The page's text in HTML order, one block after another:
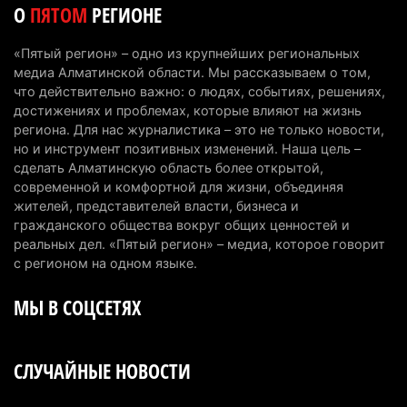
мировом рейтинге благополучия
Казахстан может начать выпуск экологичного
топлива для самолетов: пилотный проект
запустят в Алатау
5 августа 2026 г. 12:32 194
Туриста с тяжелыми травмами эвакуировали в
горах Алматинской области после камнепада
5 августа 2026 г. 11:23 164
Алматинской области, судят спустя год после
ОПЯТОМ РЕГИОНЕ
«Пятый регион» – одно из крупнейших региональных
медиа Алматинской области. Мы рассказываем о том,
что действительно важно: о людях, событиях, решениях,
достижениях и проблемах, которые влияют на жизнь
региона. Для нас журналистика – это не только новости,
но и инструмент позитивных изменений. Наша цель –
сделать Алматинскую область более открытой,
современной и комфортной для жизни, объединяя
жителей, представителей власти, бизнеса и
гражданского общества вокруг общих ценностей и
реальных дел. «Пятый регион» – медиа, которое говорит
с регионом на одном языке.
МЫ В СОЦСЕТЯХ
СЛУЧАЙНЫЕ НОВОСТИ